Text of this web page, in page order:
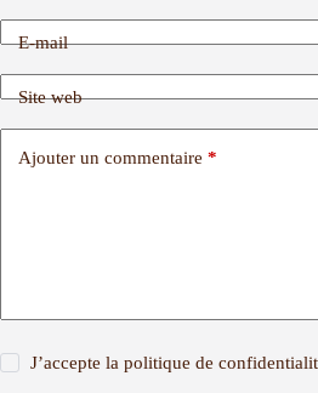
E-mail
Site web
Ajouter un commentaire *
J’accepte lapolitique de